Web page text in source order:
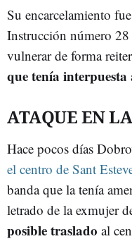
Su encarcelamiento
Instrucción número 28
vulnerar de forma
que tenía interpuesta
ATAQUE EN
Hace pocos días
el centro de Sant
banda que la tenía
letrado de la exmujer
posible traslado al